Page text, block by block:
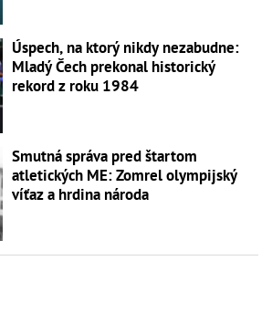
Úspech, na ktorý nikdy nezabudne:
Mladý Čech prekonal historický
rekord z roku 1984
Smutná správa pred štartom
atletických ME: Zomrel olympijský
víťaz a hrdina národa